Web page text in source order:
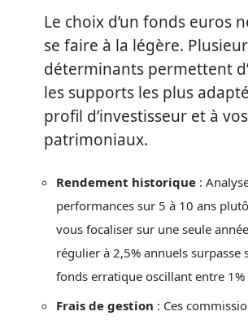
Le choix d’un fonds euros
se faire à la légère.
déterminants permettent
les supports les plus
profil d’investisseur et à
patrimoniaux.
Rendement historique :
performances sur 5 à 10 ans
vous focaliser sur une seule
régulier à 2,5% annuels surpasse
fonds erratique oscillant entre 1%
Frais de gestion : Ces